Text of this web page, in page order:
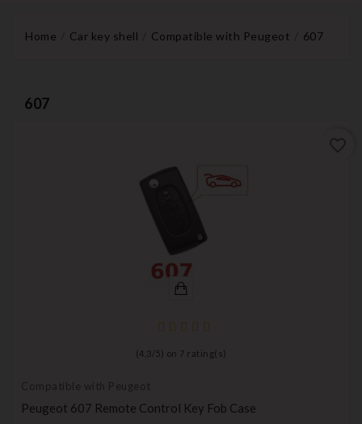
Home Car key shell Compatible with Peugeot 607
607
(4,3 / 5) on 7 rating(s)
Compatible with Peugeot
Peugeot 607 Remote Control Key Fob Case